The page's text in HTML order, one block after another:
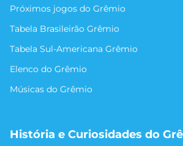
Próximos jogos do Grêmio
Tabela Brasileirão Grêmio
Tabela Sul-Americana Grêmio
Elenco do Grêmio
Músicas do Grêmio
História e Curiosidades do